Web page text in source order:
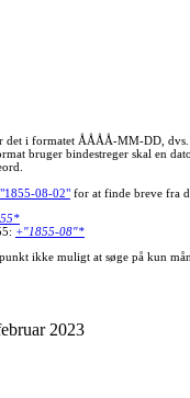
det i formatet ÅÅÅÅ-MM-DD,
bruger bindestreger skal en
"1855-08-02"for at finde breve fra
+"1855-08"*
ikke muligt at søge på kun
2023